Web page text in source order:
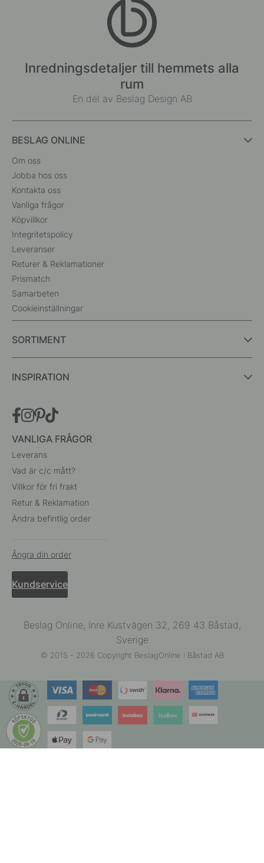
Inredningsdetaljer till hemmets alla
rum
En del av Beslag Design AB
BESLAG ONLINE
Om oss
Jobba hos oss
Kontakta oss
Vanliga frågor
Köpvillkor
Integritetspolicy
Leveranser
Returer & Reklamationer
Prismatch
Samarbeten
Cookieinställningar
SORTIMENT
INSPIRATION
VANLIGA FRÅGOR
Leverans
Vad är c/c mått?
Villkor för fri frakt
Retur & Reklamation
Ändra befintlig order
Ångra din order
Kundservice
Beslag Online, Inre Kustvägen 32, 269 43 Båstad,
Sverige
© 2015 - 2026 Copyright BeslagOnline i Båstad AB